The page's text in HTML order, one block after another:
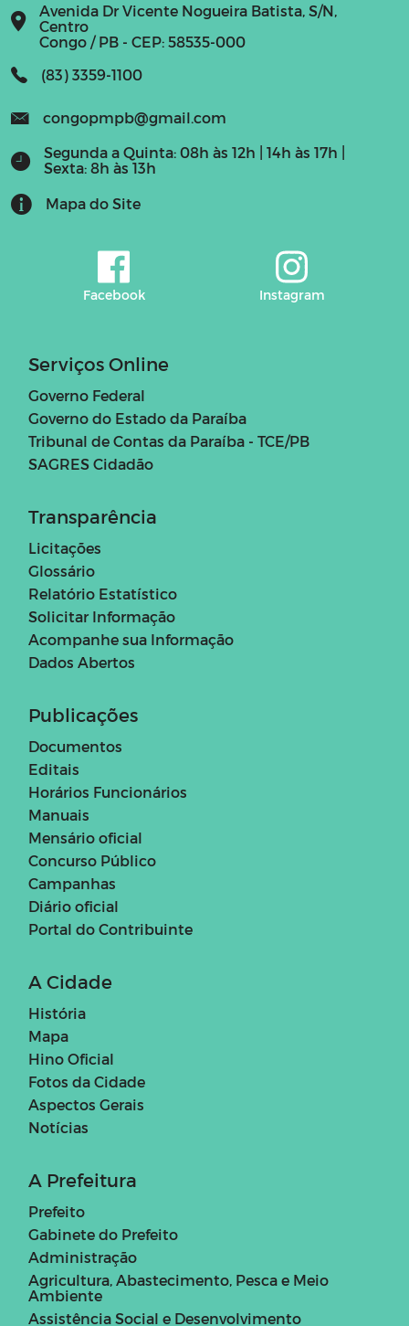
Avenida Dr Vicente Nogueira Batista, S/N,
Centro
Congo / PB - CEP: 58535-000
(83) 3359-1100
congopmpb@gmail.com
Segunda a Quinta: 08h às 12h | 14h às 17h |
Sexta: 8h às 13h
Mapa do Site
Facebook Instagram
Serviços Online
Governo Federal
Governo do Estado da Paraíba
Tribunal de Contas da Paraíba - TCE/PB
SAGRES Cidadão
Transparência
Licitações
Glossário
Relatório Estatístico
Solicitar Informação
Acompanhe sua Informação
Dados Abertos
Publicações
Documentos
Editais
Horários Funcionários
Manuais
Mensário oficial
Concurso Público
Campanhas
Diário oficial
Portal do Contribuinte
A Cidade
História
Mapa
Hino Oficial
Fotos da Cidade
Aspectos Gerais
Notícias
A Prefeitura
Prefeito
Gabinete do Prefeito
Administração
Agricultura, Abastecimento, Pesca e Meio
Ambiente
Assistência Social e Desenvolvimento